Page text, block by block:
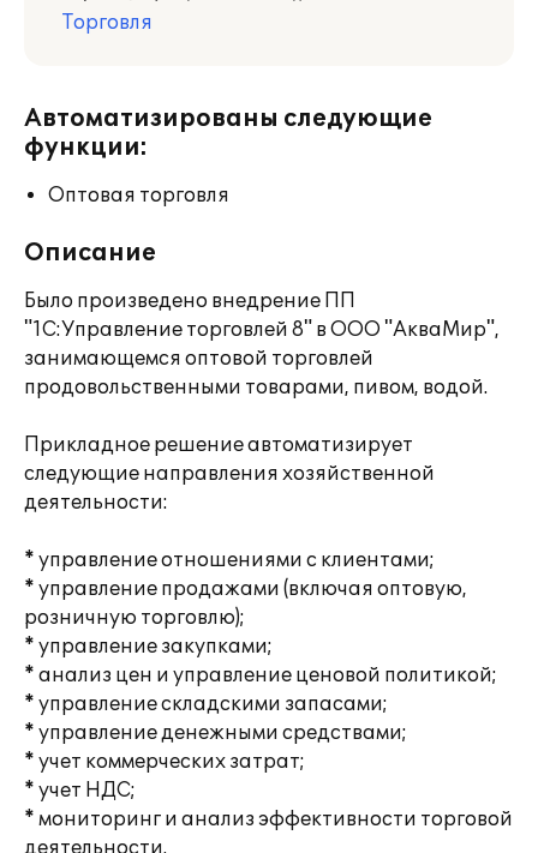
Торговля
Автоматизированы следующие
функции:
Оптовая торговля
Описание
Было произведено внедрение ПП
"1С:Управление торговлей 8" в ООО "АкваМир",
занимающемся оптовой торговлей
продовольственными товарами, пивом, водой.
Прикладное решение автоматизирует
следующие направления хозяйственной
деятельности:
* управление отношениями с клиентами;
* управление продажами (включая оптовую,
розничную торговлю);
* управление закупками;
* анализ цен и управление ценовой политикой;
* управление складскими запасами;
* управление денежными средствами;
* учет коммерческих затрат;
* учет НДС;
* мониторинг и анализ эффективности торговой
деятельности.